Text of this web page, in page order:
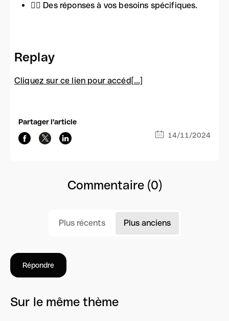
🙋‍♂️ Des réponses à vos besoins spécifiques.
Replay
Cliquez sur ce lien pour accéd[...]
Partager l'article
14/11/2024
Commentaire (0)
Plus récents Plus anciens
Répondre
Sur le même thème